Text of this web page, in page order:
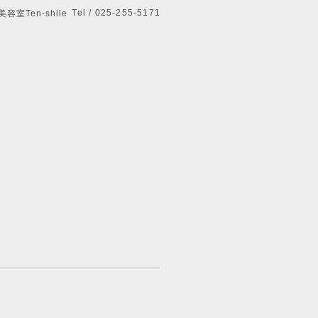
容室Ten-shile Tel / 025-255-5171